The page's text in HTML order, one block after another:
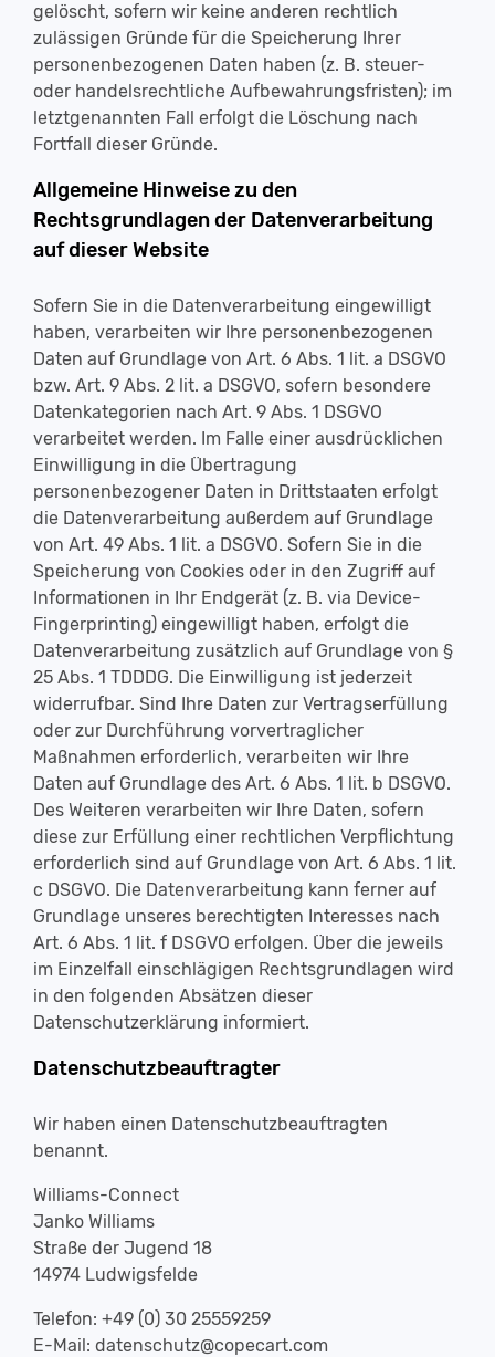
gelöscht, sofern wir keine anderen rechtlich
zulässigen Gründe für die Speicherung Ihrer
personenbezogenen Daten haben (z. B. steuer-
oder handelsrechtliche Aufbewahrungsfristen); im
letztgenannten Fall erfolgt die Löschung nach
Fortfall dieser Gründe.
Allgemeine Hinweise zu den
Rechtsgrundlagen der Datenverarbeitung
auf dieser Website
Sofern Sie in die Datenverarbeitung eingewilligt
haben, verarbeiten wir Ihre personenbezogenen
Daten auf Grundlage von Art. 6 Abs. 1 lit. a DSGVO
bzw. Art. 9 Abs. 2 lit. a DSGVO, sofern besondere
Datenkategorien nach Art. 9 Abs. 1 DSGVO
verarbeitet werden. Im Falle einer ausdrücklichen
Einwilligung in die Übertragung
personenbezogener Daten in Drittstaaten erfolgt
die Datenverarbeitung außerdem auf Grundlage
von Art. 49 Abs. 1 lit. a DSGVO. Sofern Sie in die
Speicherung von Cookies oder in den Zugriff auf
Informationen in Ihr Endgerät (z. B. via Device-
Fingerprinting) eingewilligt haben, erfolgt die
Datenverarbeitung zusätzlich auf Grundlage von §
25 Abs. 1 TDDDG. Die Einwilligung ist jederzeit
widerrufbar. Sind Ihre Daten zur Vertragserfüllung
oder zur Durchführung vorvertraglicher
Maßnahmen erforderlich, verarbeiten wir Ihre
Daten auf Grundlage des Art. 6 Abs. 1 lit. b DSGVO.
Des Weiteren verarbeiten wir Ihre Daten, sofern
diese zur Erfüllung einer rechtlichen Verpflichtung
erforderlich sind auf Grundlage von Art. 6 Abs. 1 lit.
c DSGVO. Die Datenverarbeitung kann ferner auf
Grundlage unseres berechtigten Interesses nach
Art. 6 Abs. 1 lit. f DSGVO erfolgen. Über die jeweils
im Einzelfall einschlägigen Rechtsgrundlagen wird
in den folgenden Absätzen dieser
Datenschutzerklärung informiert.
Datenschutzbeauftragter
Wir haben einen Datenschutzbeauftragten
benannt.
Williams-Connect
Janko Williams
Straße der Jugend 18
14974 Ludwigsfelde
Telefon: +49 (0) 30 25559259
E-Mail: datenschutz@copecart.com